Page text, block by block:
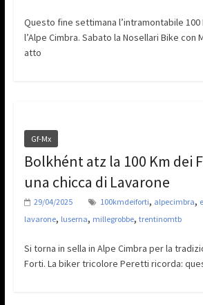
Questo fine settimana l’intramontabile 100
l’Alpe Cimbra. Sabato la Nosellari Bike con
atto
Gf-Mx
Bolkhént atz la 100 Km dei
una chicca di Lavarone
29/04/2025 100kmdeiforti, alpecimbra,
lavarone, luserna, millegrobbe, trentinomtb
Si torna in sella in Alpe Cimbra per la
Forti. La biker tricolore Peretti ricorda: